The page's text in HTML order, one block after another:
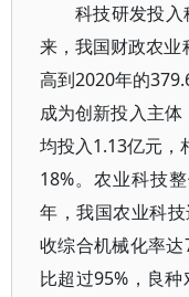
科技研发投
来，我国财政农业
高到2020年的
成为创新投入主
均投入1.13亿元，
18%。农业科技
年，我国农业科
收综合机械化率
比超过95%，良